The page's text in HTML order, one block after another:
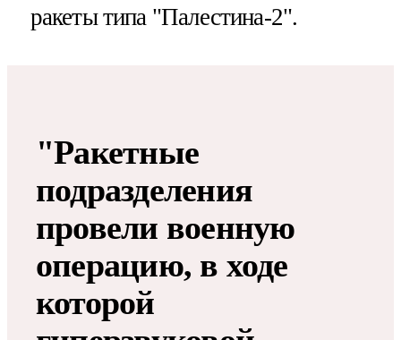
ракеты типа "Палестина-2".
"Ракетные
подразделения
провели военную
операцию, в ходе
которой